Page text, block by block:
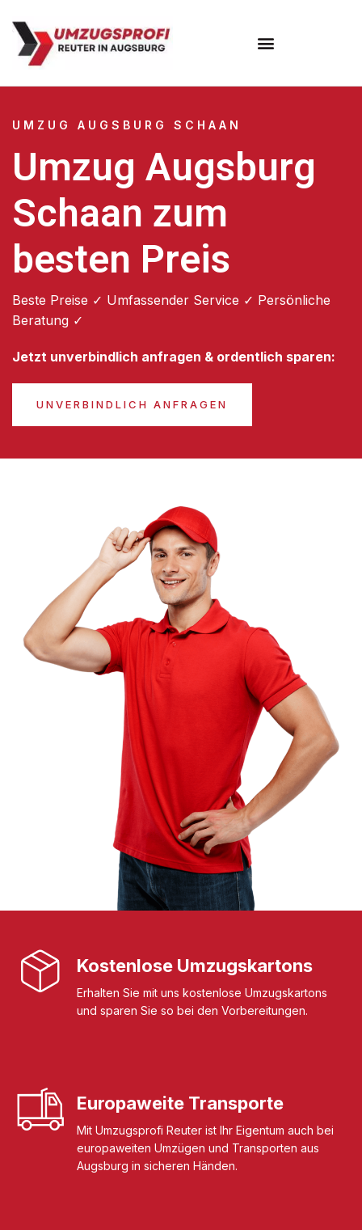
UMZUG AUGSBURG SCHAAN
Umzug Augsburg
Schaan zum
besten Preis
Beste Preise ✓ Umfassender Service ✓ Persönliche
Beratung ✓
Jetzt unverbindlich anfragen & ordentlich sparen:
UNVERBINDLICH ANFRAGEN
Kostenlose Umzugskartons
Erhalten Sie mit uns kostenlose Umzugskartons
und sparen Sie so bei den Vorbereitungen.
Europaweite Transporte
Mit Umzugsprofi Reuter ist Ihr Eigentum auch bei
europaweiten Umzügen und Transporten aus
Augsburg in sicheren Händen.